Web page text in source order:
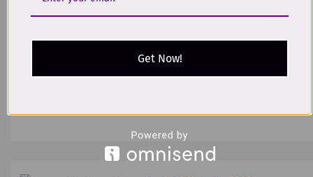
need it. For USA and worldwide buyers, that becomes even
more important during major event seasons, when more
Get Now!